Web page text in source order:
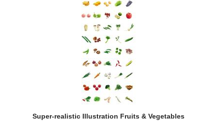
Super-realistic Illustration Fruits & Vegetables